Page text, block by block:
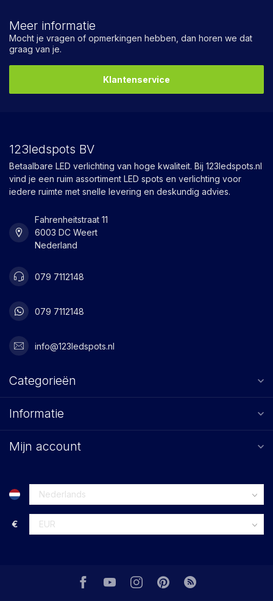
Meer informatie
Mocht je vragen of opmerkingen hebben, dan horen we dat
graag van je.
Klantenservice
123ledspots BV
Betaalbare LED verlichting van hoge kwaliteit. Bij 123ledspots.nl
vind je een ruim assortiment LED spots en verlichting voor
iedere ruimte met snelle levering en deskundig advies.
Fahrenheitstraat 11
6003 DC Weert
Nederland
079 7112148
079 7112148
info@123ledspots.nl
Categorieën
Informatie
Mijn account
€